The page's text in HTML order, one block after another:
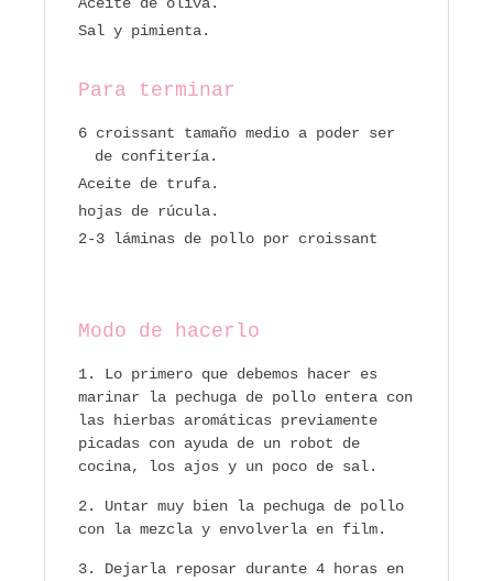
Sal y pimienta.
Para terminar
6 croissant tamaño medio a poder ser
de confitería.
Aceite de trufa.
hojas de rúcula.
2-3 láminas de pollo por croissant
Modo de hacerlo
Lo primero que debemos hacer es
marinar la pechuga de pollo entera con
las hierbas aromáticas previamente
picadas con ayuda de un robot de
cocina, los ajos y un poco de sal.
Untar muy bien la pechuga de pollo
con la mezcla y envolverla en film.
Dejarla reposar durante 4 horas en